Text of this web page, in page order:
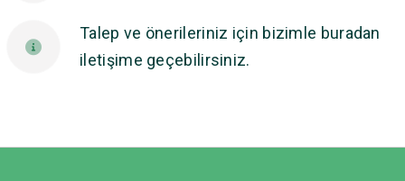
Talep ve önerileriniz için bizimle buradan
iletişime geçebilirsiniz.